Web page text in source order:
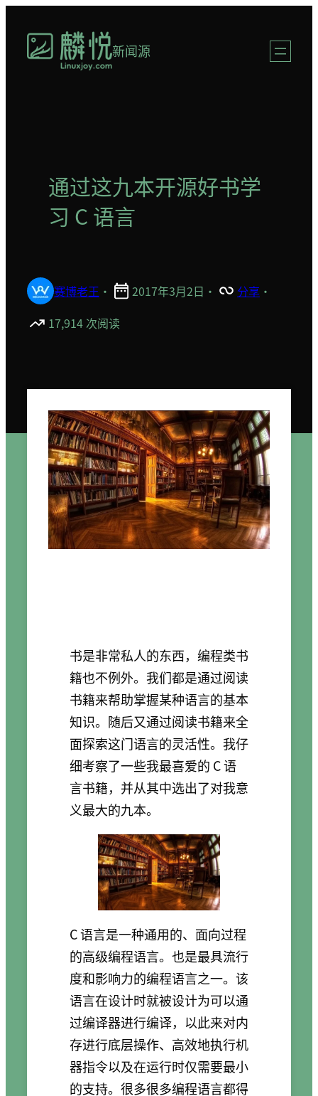
新闻源
通过这九本开源好书学
习 C 语言
赛博老王 · 2017年3月2日 · 分享 ·
17,914 次阅读
书是非常私人的东西，编程类书
籍也不例外。我们都是通过阅读
书籍来帮助掌握某种语言的基本
知识。随后又通过阅读书籍来全
面探索这门语言的灵活性。我仔
细考察了一些我最喜爱的 C 语
言书籍，并从其中选出了对我意
义最大的九本。
C 语言是一种通用的、面向过程
的高级编程语言。也是最具流行
度和影响力的编程语言之一。该
语言在设计时就被设计为可以通
过编译器进行编译，以此来对内
存进行底层操作、高效地执行机
器指令以及在运行时仅需要最小
的支持。很多很多编程语言都得